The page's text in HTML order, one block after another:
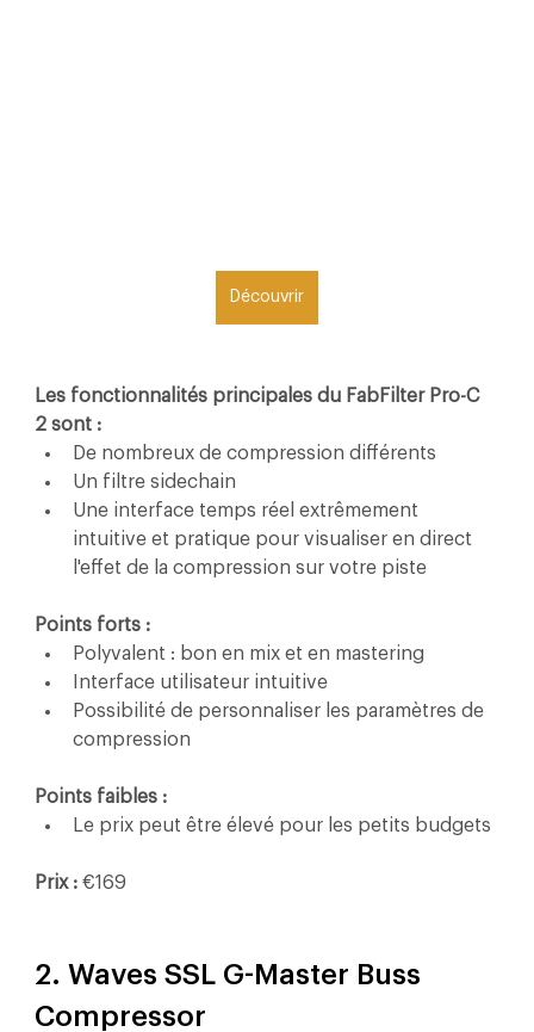
Découvrir
Les fonctionnalités principales du FabFilter Pro-C
2 sont :
De nombreux de compression différents
Un filtre sidechain
Une interface temps réel extrêmement
intuitive et pratique pour visualiser en direct
l'effet de la compression sur votre piste
Points forts :
Polyvalent : bon en mix et en mastering
Interface utilisateur intuitive
Possibilité de personnaliser les paramètres de
compression
Points faibles :
Le prix peut être élevé pour les petits budgets
Prix : €169
2. Waves SSL G-Master Buss
Compressor